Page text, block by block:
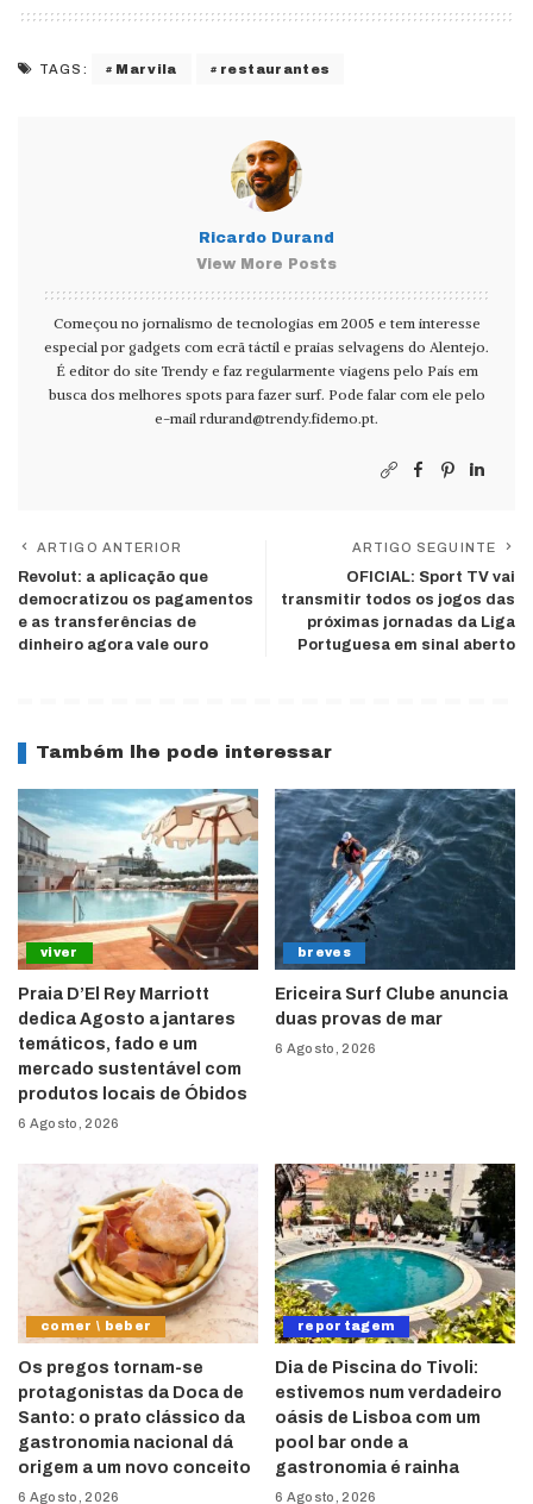
TAGS: Marvila restaurantes
Ricardo Durand
View More Posts
Começou no jornalismo de tecnologias em 2005 e tem interesse
especial por gadgets com ecrã táctil e praias selvagens do Alentejo.
É editor do site Trendy e faz regularmente viagens pelo País em
busca dos melhores spots para fazer surf. Pode falar com ele pelo
e-mail rdurand@trendy.fidemo.pt.
ARTIGO ANTERIOR
Revolut: a aplicação que
democratizou os pagamentos
e as transferências de
dinheiro agora vale ouro
ARTIGO SEGUINTE
OFICIAL: Sport TV vai
transmitir todos os jogos das
próximas jornadas da Liga
Portuguesa em sinal aberto
Também lhe pode interessar
viver
Praia D’El Rey Marriott
dedica Agosto a jantares
temáticos, fado e um
mercado sustentável com
produtos locais de Óbidos
6 Agosto, 2026
breves
Ericeira Surf Clube anuncia
duas provas de mar
6 Agosto, 2026
comer \ beber
Os pregos tornam-se
protagonistas da Doca de
Santo: o prato clássico da
gastronomia nacional dá
origem a um novo conceito
6 Agosto, 2026
reportagem
Dia de Piscina do Tivoli:
estivemos num verdadeiro
oásis de Lisboa com um
pool bar onde a
gastronomia é rainha
6 Agosto, 2026